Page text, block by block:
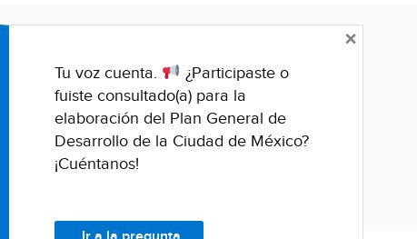
Tu voz cuenta.
¿Participaste o
fuiste consultado(a) para la
elaboración del Plan General de
Desarrollo de la Ciudad de México?
¡Cuéntanos!
×